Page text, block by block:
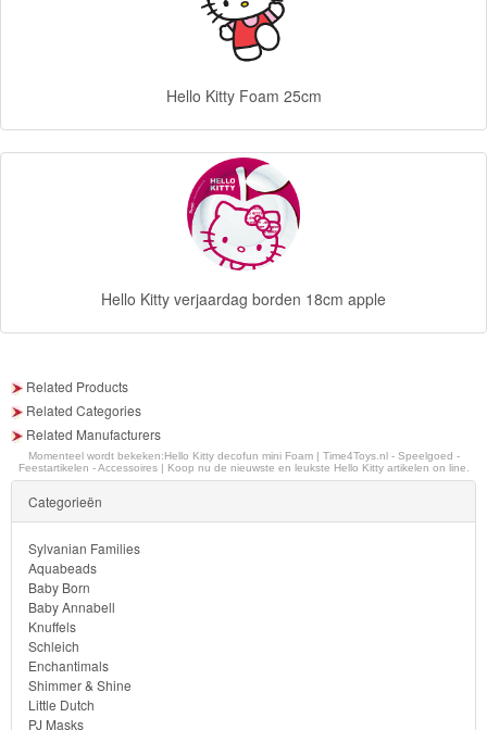
Tassen
Blaze
Looney
tunes
Minions
Ben
10
Fairies
Megabloks
Hello Kitty Foam 25cm
Hello Kitty verjaardag borden 18cm apple
Related Products
Related Categories
Related Manufacturers
Momenteel wordt bekeken:Hello Kitty decofun mini Foam | Time4Toys.nl - Speelgoed -
Feestartikelen - Accessoires | Koop nu de nieuwste en leukste Hello Kitty artikelen on line.
Categorieën
Sylvanian Families
Aquabeads
Baby Born
Baby Annabell
Knuffels
Schleich
Enchantimals
Shimmer & Shine
Little Dutch
PJ Masks